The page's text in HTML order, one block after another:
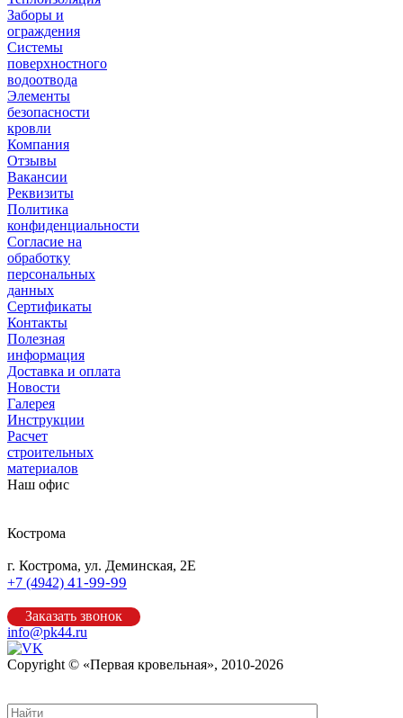
Заборы и
ограждения
Системы
поверхностного
водоотвода
Элементы
безопасности
кровли
Компания
Отзывы
Вакансии
Реквизиты
Политика
конфиденциальности
Согласие на
обработку
персональных
данных
Сертификаты
Контакты
Полезная
информация
Доставка и оплата
Новости
Галерея
Инструкции
Расчет
строительных
материалов
Наш офис
Кострома
г. Кострома, ул. Деминская, 2Е
+7 (4942) 41-99-99
Заказать звонок
info@pk44.ru
Copyright © «Первая кровельная», 2010-2026